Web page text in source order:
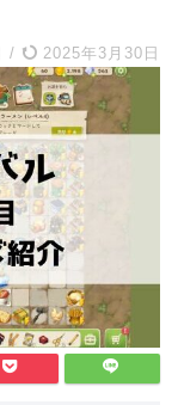
/ 2025年3月30日